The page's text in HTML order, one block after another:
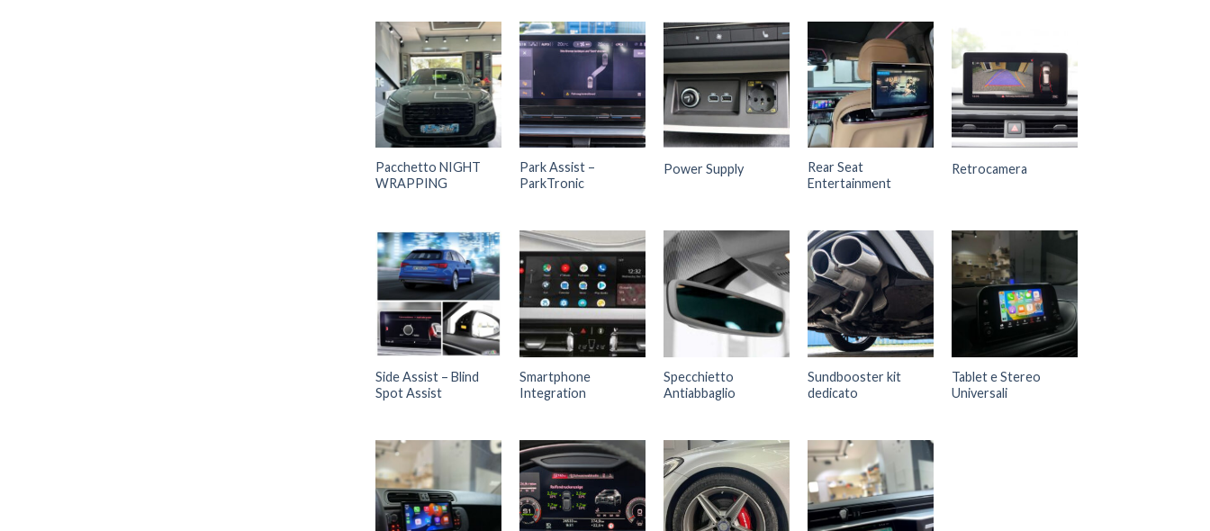
Pacchetto NIGHT
WRAPPING
Park Assist –
ParkTronic
Power Supply
Rear Seat
Entertainment
Retrocamera
Side Assist – Blind
Spot Assist
Smartphone
Integration
Specchietto
Antiabbaglio
Sundbooster kit
dedicato
Tablet e Stereo
Universali